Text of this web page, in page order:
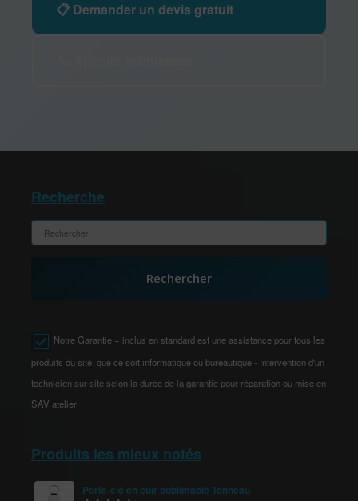
📋 Demander un devis gratuit
Recherche
Rechercher
Notre Garantie + inclus en standard est une assistance pour tous les
produits du site, que ce soit informatique ou bureautique - Intervention d'un
technicien sur site selon la durée de la garantie pour réparation ou mise en
SAV atelier
Produits les mieux notés
Porte-clé en cuir sublimable Tonneau